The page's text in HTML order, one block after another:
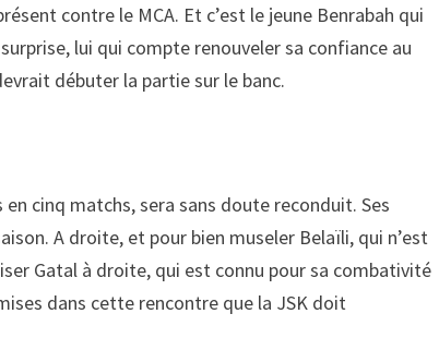
contre le MCA. Et c’est le jeune Benrabah qui
lui qui compte renouveler sa confiance au
débuter la partie sur le banc.
cinq matchs, sera sans doute reconduit. Ses
A droite, et pour bien museler Belaïli, qui n’est
Gatal à droite, qui est connu pour sa combativité
dans cette rencontre que la JSK doit